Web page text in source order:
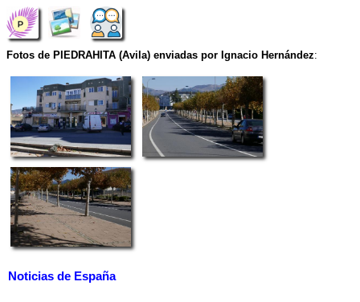
Fotos de PIEDRAHITA (Avila) enviadas por Ignacio Hernández:
Noticias de España